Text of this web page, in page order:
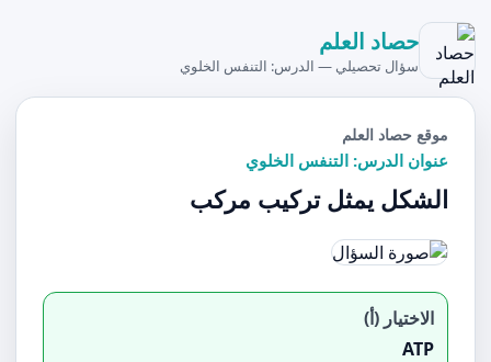
حصاد العلم
سؤال تحصيلي — الدرس: التنفس الخلوي
موقع حصاد العلم
عنوان الدرس: التنفس الخلوي
الشكل يمثل تركيب مركب
الاختيار (أ)
ATP